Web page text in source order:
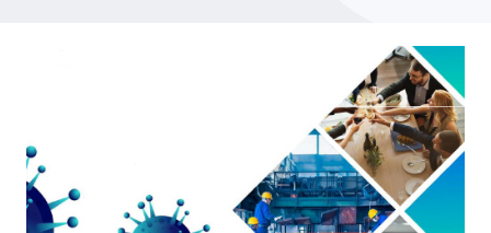
Si rafforza la collaborazione tra il